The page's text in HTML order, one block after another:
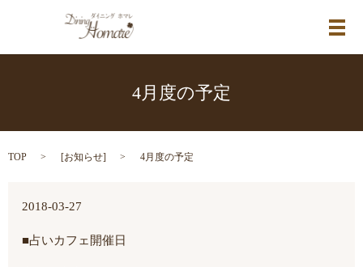
メ
4月度の予定
TOP [お知らせ] 4月度の予定
2018-03-27
■占いカフェ開催日